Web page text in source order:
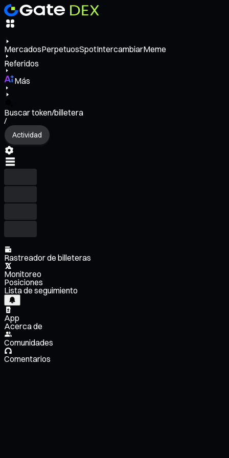
MercadosPerpetuosSpotIntercambiarMeme
Referidos
Más
Buscar token/billetera
/
Actividad
Rastreador de billeteras
Monitoreo
Posiciones
Lista de seguimiento
App
Acerca de
Comunidades
Comentarios